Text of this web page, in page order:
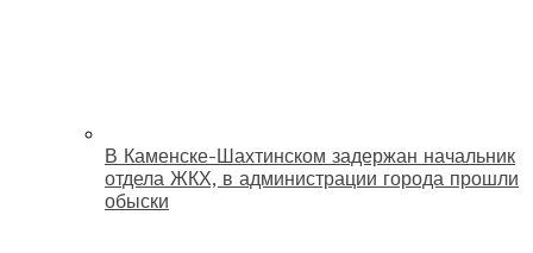
В Каменске-Шахтинском задержан начальник
отдела ЖКХ, в администрации города прошли
обыски